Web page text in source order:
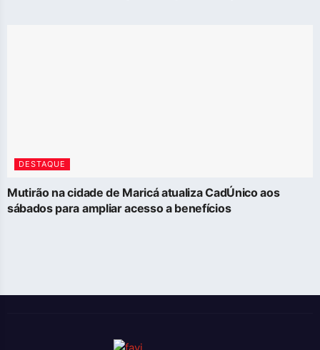
DESTAQUE
Mutirão na cidade de Maricá atualiza CadÚnico aos
sábados para ampliar acesso a benefícios